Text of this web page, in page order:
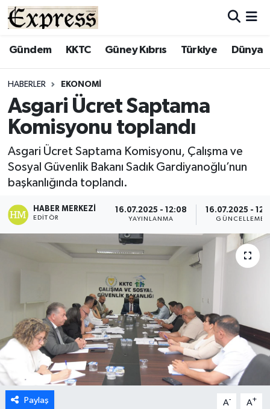
Gündem KKTC Güney Kıbrıs Türkiye Dünya
HABERLER EKONOMI
Asgari Ücret Saptama
Komisyonu toplandı
Asgari Ücret Saptama Komisyonu, Çalışma ve
Sosyal Güvenlik Bakanı Sadık Gardiyanoğlu’nun
başkanlığında toplandı.
HABER MERKEZI
EDITÖR
16.07.2025 - 12:08
YAYINLANMA
16.07.2025 -
GÜNCELLEME
Paylaş A- A+
ALAYKÖY
BİLİM
ÇATALKÖY
DÜNYA
ENGLISH
GAZİMAĞUSA
GİRNE
GÜNDEM
Hava Durumu
Süper Lig Puan Durumu ve Fikstür
Tüm Manşetler
Son Dakika Haberleri